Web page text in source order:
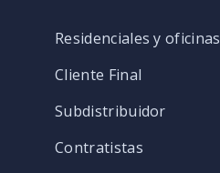
Residenciales y oficinas
Cliente Final
Subdistribuidor
Contratistas